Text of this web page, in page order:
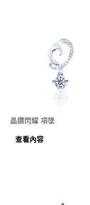
晶鑽閃耀 項墜
查看內容